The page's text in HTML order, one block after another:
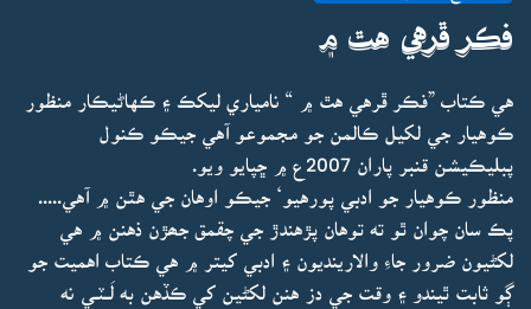
فڪر ڦرهي هٿ ۾
هي ڪتاب ”فڪر ڦرهي هٿ ۾ “ نامياري ليکڪ ۽ ڪهاڻيڪار منظور
ڪوهيار جي لکيل ڪالمن جو مجموعو آهي جيڪو ڪنول
پبليڪيشن قنبر پاران 2007ع ۾ ڇپايو ويو.
منظور ڪوهيار جو ادبي پورهيو‘ جيڪو اوهان جي هٿن ۾ آهي.....
پڪ سان چوان ٿو ته توهان پڙهندڙ جي چقمق جھڙن ذهنن ۾ هي
لکڻيون ضرور جاءِ والارينديون ۽ ادبي کيتر ۾ هي ڪتاب اهميت جو
ڳو ثابت ٿيندو ۽ وقت جي دز هنن لکڻين کي ڪڏهن به لَــٽـي نه